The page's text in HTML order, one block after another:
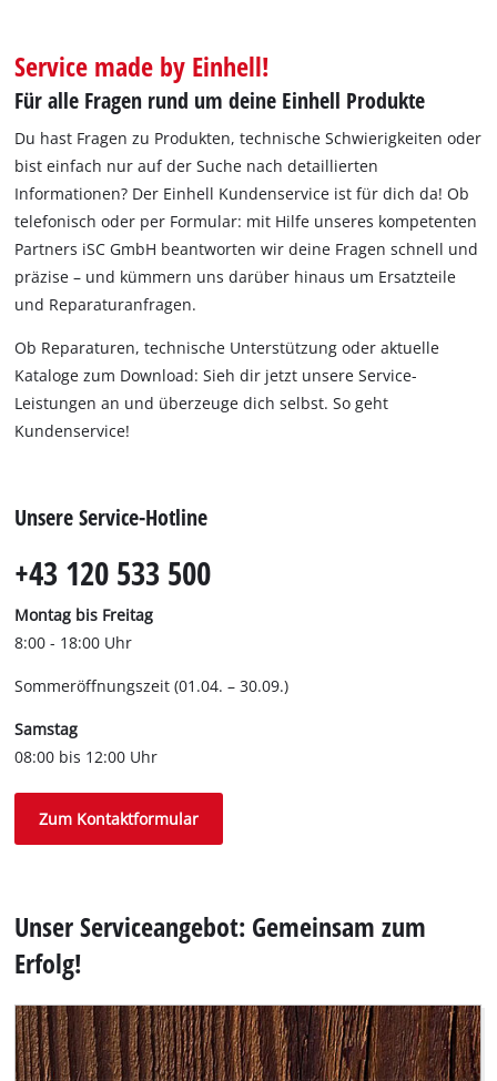
English
Service made by Einhell!
Für alle Fragen rund um deine Einhell Produkte
Du hast Fragen zu Produkten, technische Schwierigkeiten oder
bist einfach nur auf der Suche nach detaillierten
Informationen? Der Einhell Kundenservice ist für dich da! Ob
telefonisch oder per Formular: mit Hilfe unseres kompetenten
Partners iSC GmbH beantworten wir deine Fragen schnell und
präzise – und kümmern uns darüber hinaus um Ersatzteile
und Reparaturanfragen.
Ob Reparaturen, technische Unterstützung oder aktuelle
Kataloge zum Download: Sieh dir jetzt unsere Service-
Leistungen an und überzeuge dich selbst. So geht
Kundenservice!
Unsere Service-Hotline
+43 120 533 500
Montag bis Freitag
8:00 - 18:00 Uhr
Sommeröffnungszeit (01.04. – 30.09.)
Samstag
08:00 bis 12:00 Uhr
Zum Kontaktformular
Unser Serviceangebot: Gemeinsam zum
Erfolg!